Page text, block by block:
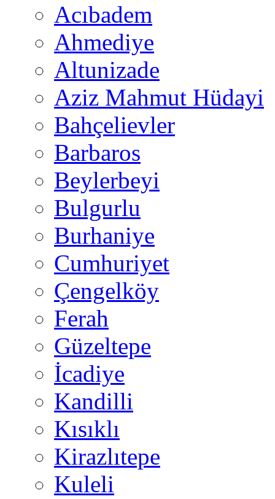
Acıbadem
Ahmediye
Altunizade
Aziz Mahmut Hüdayi
Bahçelievler
Barbaros
Beylerbeyi
Bulgurlu
Burhaniye
Cumhuriyet
Çengelköy
Ferah
Güzeltepe
İcadiye
Kandilli
Kısıklı
Kirazlıtepe
Kuleli